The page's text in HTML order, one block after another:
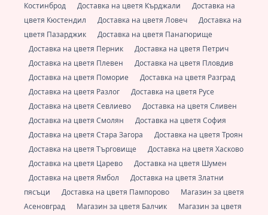
Костинброд
Доставка на цветя Кърджали
Доставка на
цветя Кюстендил
Доставка на цветя Ловеч
Доставка на
цветя Пазарджик
Доставка на цветя Панагюрище
Доставка на цветя Перник
Доставка на цветя Петрич
Доставка на цветя Плевен
Доставка на цветя Пловдив
Доставка на цветя Поморие
Доставка на цветя Разград
Доставка на цветя Разлог
Доставка на цветя Русе
Доставка на цветя Севлиево
Доставка на цветя Сливен
Доставка на цветя Смолян
Доставка на цветя София
Доставка на цветя Стара Загора
Доставка на цветя Троян
Доставка на цветя Търговище
Доставка на цветя Хасково
Доставка на цветя Царево
Доставка на цветя Шумен
Доставка на цветя Ямбол
Доставка на цветя Златни
пясъци
Доставка на цветя Пампорово
Магазин за цветя
Асеновград
Магазин за цветя Балчик
Магазин за цветя